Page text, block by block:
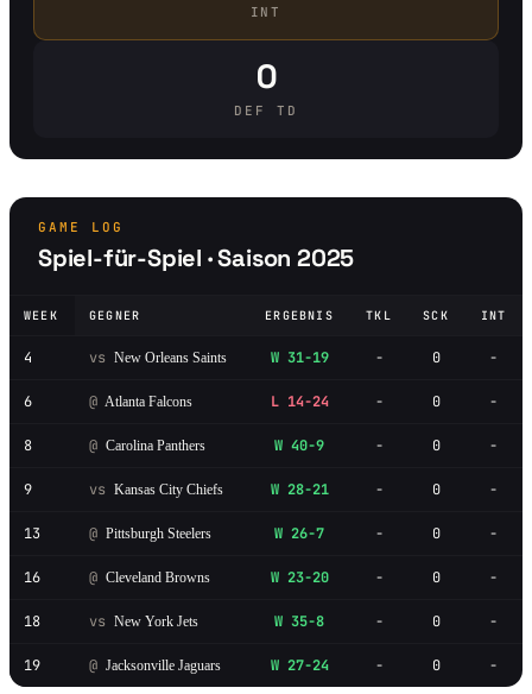
INT
0
DEF TD
GAME LOG
Spiel-für-Spiel · Saison 2025
WEEK GEGNER ERGEBNIS TKL SCK INT
4 vs New Orleans Saints W 31-19 - 0 -
6 @ Atlanta Falcons L 14-24 - 0 -
8 @ Carolina Panthers W 40-9 - 0 -
9 vs Kansas City Chiefs W 28-21 - 0 -
13 @ Pittsburgh Steelers W 26-7 - 0 -
16 @ Cleveland Browns W 23-20 - 0 -
18 vs New York Jets W 35-8 - 0 -
19 @ Jacksonville Jaguars W 27-24 - 0 -